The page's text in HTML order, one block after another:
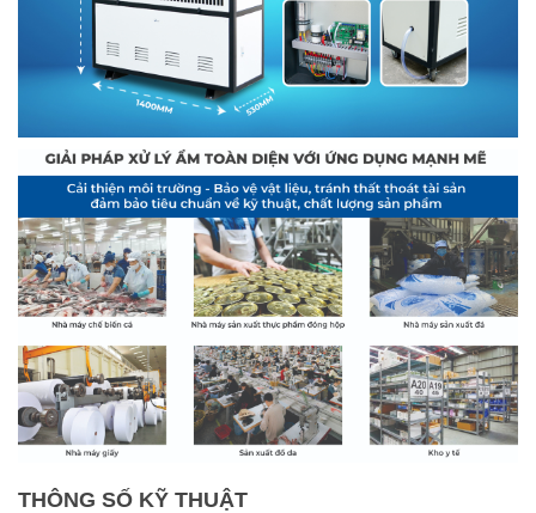
THÔNG SỐ KỸ THUẬT